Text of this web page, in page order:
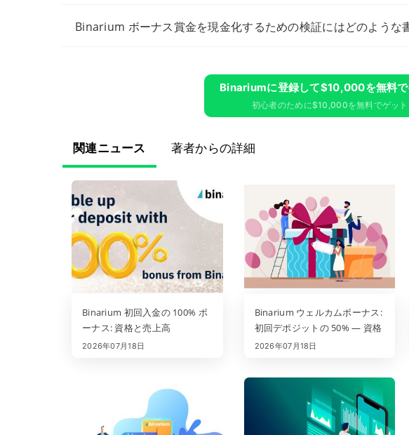
Binarium ボーナス賞金を現金化するための検証にはどのような
Binariumに​​登録して$10,000を無料で
初心者のために$10,000を無料でゲット
関連ニュース 著者からの詳細
Binarium 初回入金の 100% ボ
ーナス: 資格と売上高
2026年07月18日
Binarium ウェルカムボーナス:
初回デポジットの 50% — 資格
とルール
2026年07月18日